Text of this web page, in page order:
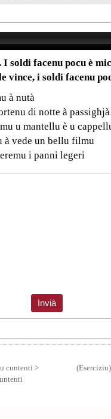
soldi facenu pocu è
vince, i soldi facenu
à nutà
di notte à passighjà
u mantellu è u
à vede un bellu filmu
i panni legeri
cuntenti >